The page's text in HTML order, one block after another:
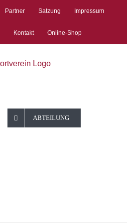
Partner Satzung Impressum
Kontakt Online-Shop
ABTEILUNG